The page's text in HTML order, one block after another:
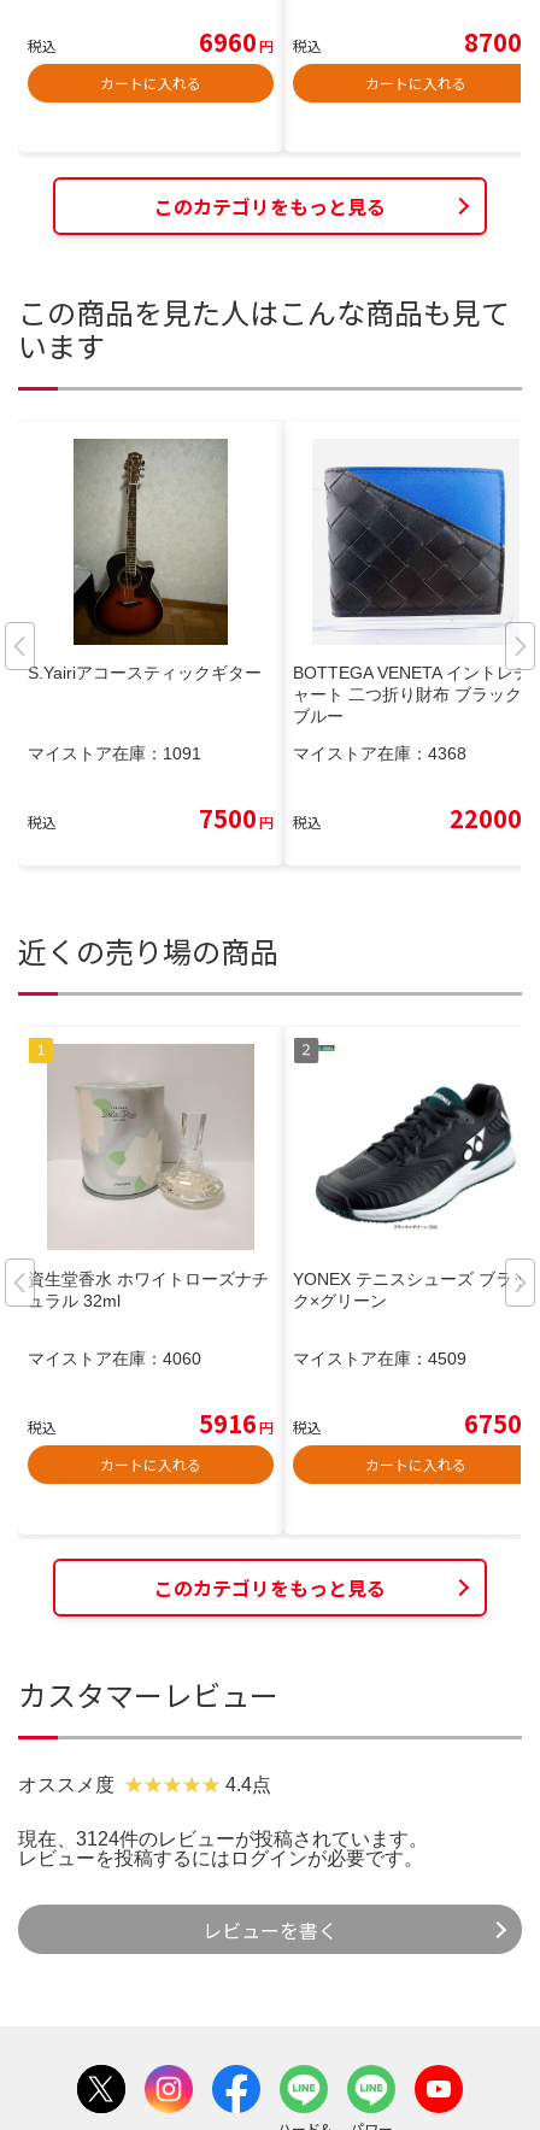
税込 6960円
カートに入れる
税込 8700
カートに入れる
このカテゴリをもっと見る
この商品を見た人はこんな商品も見て
います
S.Yairiアコースティックギター
マイストア在庫： 1091
税込 7500円
BOTTEGA VENETA イントレチ
ャート 二つ折り財布 ブラック×
ブルー
マイストア在庫： 4368
税込 22000
近くの売り場の商品
資生堂香水 ホワイトローズナチ
ュラル 32ml
マイストア在庫： 4060
税込 5916円
カートに入れる
YONEX テニスシューズ ブラッ
ク×グリーン
マイストア在庫： 4509
税込 6750
カートに入れる
このカテゴリをもっと見る
カスタマーレビュー
オススメ度 4.4点
現在、3124件のレビューが投稿されています。
レビューを投稿するには ログインが必要です。
レビューを書く